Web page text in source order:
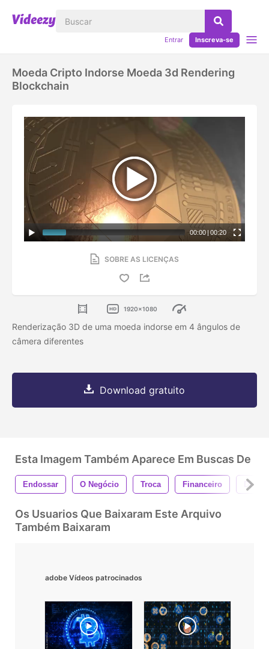
Entrar Inscreva-se
Moeda Cripto Indorse Moeda 3d Rendering
Blockchain
00:00 | 00:20
SOBRE AS LICENÇAS
1920x1080
Renderização 3D de uma moeda indorse em 4 ângulos de
câmera diferentes
Download gratuito
Esta Imagem Também Aparece Em Buscas De
Endossar O Negócio Troca Financeiro
Os Usuarios Que Baixaram Este Arquivo
Também Baixaram
adobe Vídeos patrocinados